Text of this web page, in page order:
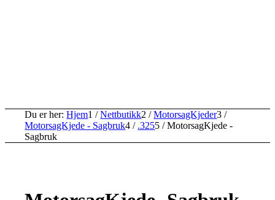
Du er her: Hjem1 / Nettbutikk2 / MotorsagKjeder3 /
MotorsagKjede - Sagbruk4 / .3255 / MotorsagKjede -
Sagbruk